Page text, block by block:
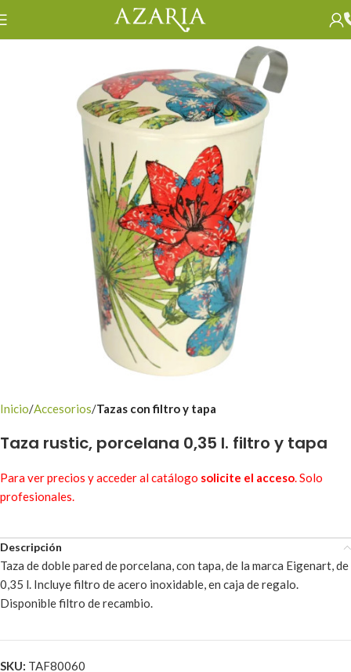
Inicio Accesorios Tazas con filtro y tapa
Taza rustic, porcelana 0,35 l. filtro y tapa
Para ver precios y acceder al catálogo solicite el acceso. Solo
profesionales.
Descripción
Taza de doble pared de porcelana, con tapa, de la marca Eigenart, de
0,35 l. Incluye filtro de acero inoxidable, en caja de regalo.
Disponible filtro de recambio.
SKU: TAF80060